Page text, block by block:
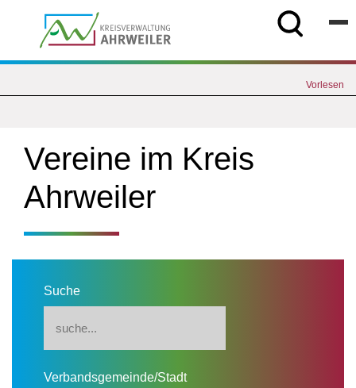
Vorlesen
Vereine im Kreis
Ahrweiler
Suche
Verbandsgemeinde/Stadt